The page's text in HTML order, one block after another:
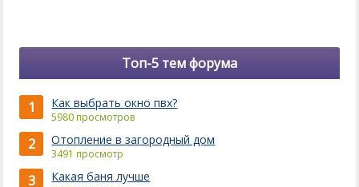
Топ-5 тем форума
1 Как выбрать окно пвх?
5980 просмотров
2 Отопление в загородный дом
3491 просмотр
3 Какая баня лучше